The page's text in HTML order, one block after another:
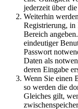
jederzeit über
Weiterhin
Registrierung, in
Bereich
eindeutiger
Passwort
Daten als
deren Eingabe
Wenn Sie einen
so werden die
Gleiches gilt,